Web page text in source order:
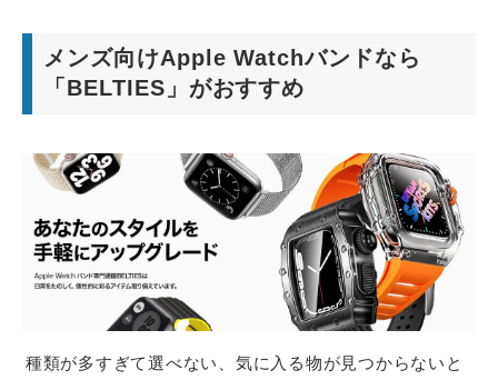
メンズ向けApple Watchバンドなら
「BELTIES」がおすすめ
種類が多すぎて選べない、気に入る物が見つからないと